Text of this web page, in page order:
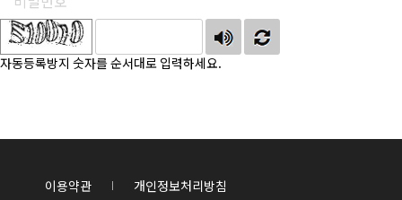
자동등록방지 숫자를 순서대로 입력하세요.
이용약관 개인정보처리방침